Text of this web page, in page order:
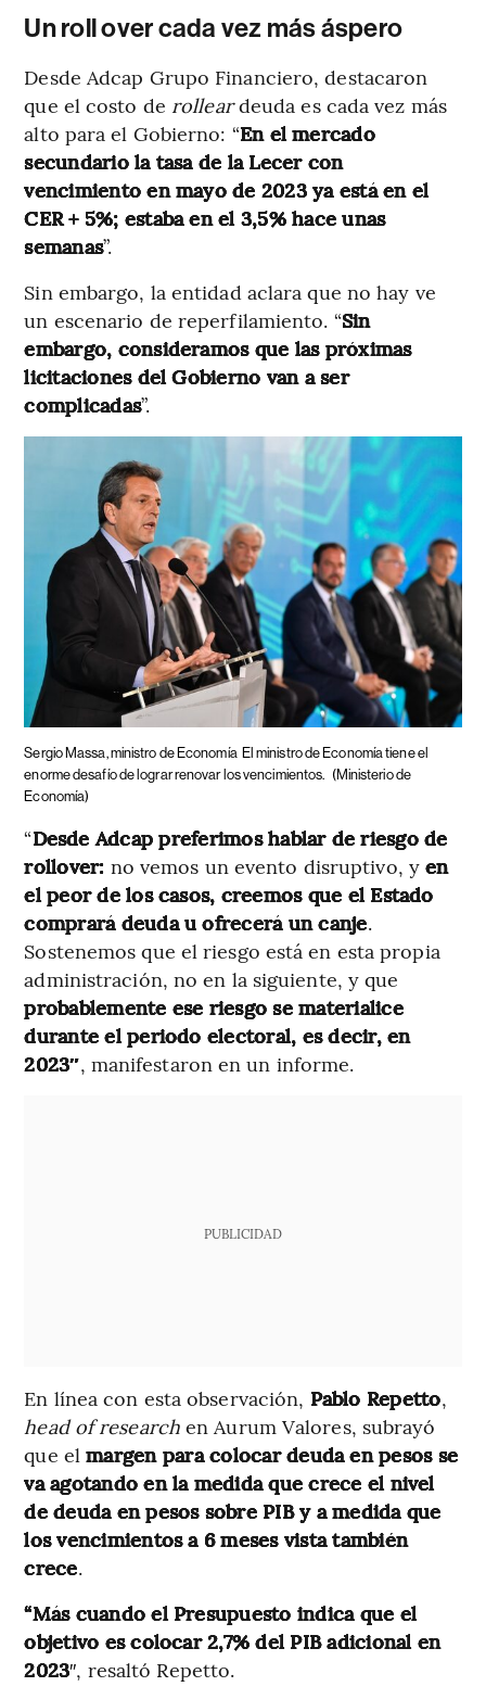
Un roll over cada vez más áspero
Desde Adcap Grupo Financiero, destacaron
que el costo de rolleardeuda es cada vez más
alto para el Gobierno: “En el mercado
secundario la tasa de la Lecer con
vencimiento en mayo de 2023 ya está en el
CER + 5%; estaba en el 3,5% hace unas
semanas”.
Sin embargo, la entidad aclara que no hay ve
un escenario de reperfilamiento. “Sin
embargo, consideramos que las próximas
licitaciones del Gobierno van a ser
complicadas”.
Sergio Massa, ministro de Economía El ministro de Economía tiene el
enorme desafío de lograr renovar los vencimientos. (Ministerio de
Economía)
“Desde Adcap preferimos hablar de riesgo de
rollover: no vemos un evento disruptivo, yen
el peor de los casos, creemos que el Estado
comprará deuda u ofrecerá un canje.
Sostenemos que el riesgo está en esta propia
administración, no en la siguiente, y que
probablemente ese riesgo se materialice
durante el periodo electoral, es decir, en
2023″, manifestaron en un informe.
PUBLICIDAD
En línea con esta observación, Pablo Repetto,
head of researchen Aurum Valores, subrayó
que el margen para colocar deuda en pesos se
va agotando en la medida que crece el nivel
de deuda en pesos sobre PIB y a medida que
los vencimientos a 6 meses vista también
crece.
“Más cuando el Presupuesto indica que el
objetivo es colocar 2,7% del PIB adicional en
2023″, resaltó Repetto.